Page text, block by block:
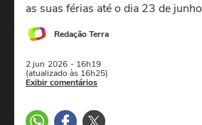
as suas férias até o dia 23 de junho
Redação Terra
2 jun 2026 - 16h19
(atualizado às 16h25)
Exibir comentários